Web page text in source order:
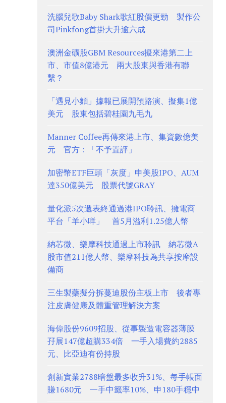
洗腦兒歌Baby Shark歌紅股價更勁 製作公
司Pinkfong首掛大升逾六成
澳洲金礦股GBM Resources擬來港第二上
市、市值8億港元 兩大股東與香港有聯
繫？
「遇見小麵」據報已展開預路演、擬集1億
美元 股東包括碧桂園九毛九
Manner Coffee再傳來港上市、集資數億美
元 官方：「不予置評」
加密幣ETF巨頭「灰度」申美股IPO、AUM
達350億美元 股票代號GRAY
量化派5次遞表終通過港IPO聆訊、擁電商
平台「羊小咩」 首5月溢利1.25億人幣
納芯微、樂摩科技通過上市聆訊 納芯微A
股市值211億人幣、樂摩科技為共享按摩設
備商
三生製藥擬分拆蔓迪股份主板上市 後者專
注皮膚健康及體重管理解決方案
海偉股份9609招股、從事製造電容器薄膜
孖展147億超購334倍 一手入場費約2885
元、比亞迪有份持股
創新實業2788暗盤最多收升31%、每手帳面
賺1680元 一手中籤率10%、申180手穩中